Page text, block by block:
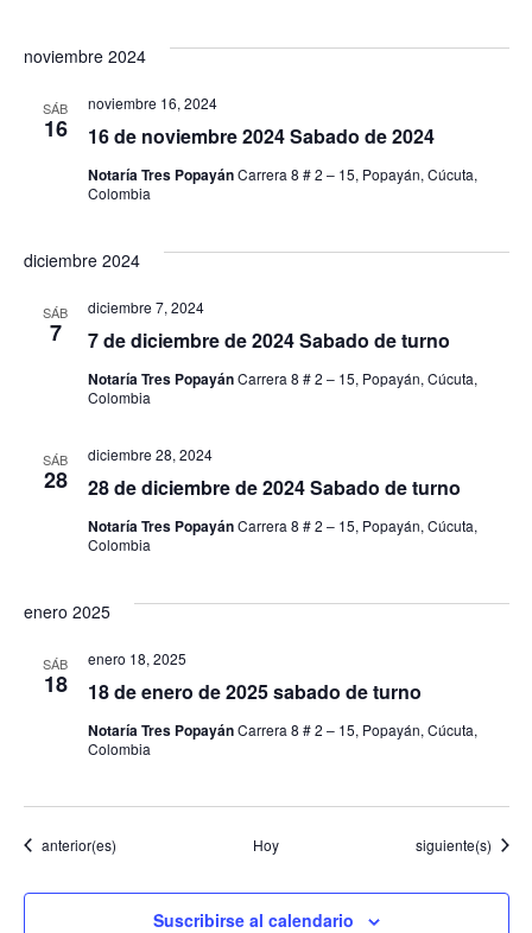
noviembre 2024
SÁB
16 16 de noviembre 2024 Sabado de 2024
noviembre 16, 2024
Notaría Tres PopayánCarrera 8 # 2 – 15, Popayán, Cúcuta,
Colombia
diciembre 2024
SÁB
7 7 de diciembre de 2024 Sabado de turno
diciembre 7, 2024
Notaría Tres PopayánCarrera 8 # 2 – 15, Popayán, Cúcuta,
Colombia
SÁB
28 28 de diciembre de 2024 Sabado de turno
diciembre 28, 2024
Notaría Tres PopayánCarrera 8 # 2 – 15, Popayán, Cúcuta,
Colombia
enero 2025
SÁB
18 18 de enero de 2025 sabado de turno
enero 18, 2025
Notaría Tres PopayánCarrera 8 # 2 – 15, Popayán, Cúcuta,
Colombia
Eventos
anterior(es) Hoy Eventos
siguiente(s)
Suscribirse al calendario